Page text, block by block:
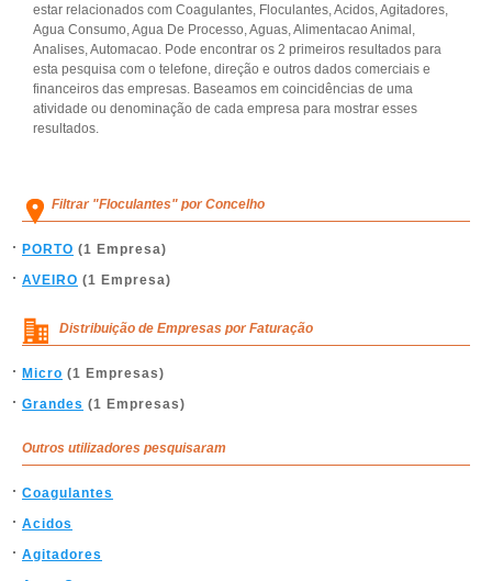
estar relacionados com Coagulantes, Floculantes, Acidos, Agitadores,
Agua Consumo, Agua De Processo, Aguas, Alimentacao Animal,
Analises, Automacao. Pode encontrar os 2 primeiros resultados para
esta pesquisa com o telefone, direção e outros dados comerciais e
financeiros das empresas. Baseamos em coincidências de uma
atividade ou denominação de cada empresa para mostrar esses
resultados.
Filtrar "Floculantes" por Concelho
PORTO (1 Empresa)
AVEIRO (1 Empresa)
Distribuição de Empresas por Faturação
Micro (1 Empresas)
Grandes (1 Empresas)
Outros utilizadores pesquisaram
Coagulantes
Acidos
Agitadores